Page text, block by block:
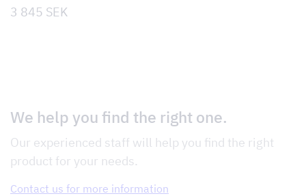
3 845 SEK
We help you find the right one.
Our experienced staff will help you find the right
product for your needs.
Contact us for more information